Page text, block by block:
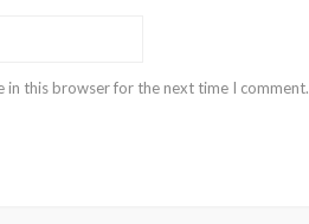
in this browser for the next time I comment.